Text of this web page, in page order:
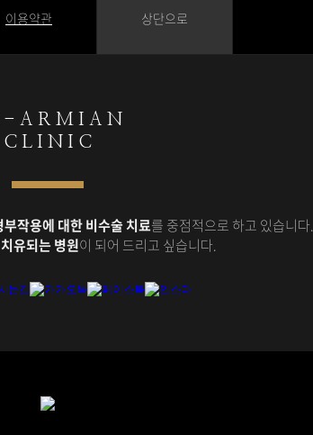
이용약관 상단으로
- A R M I A N
C L I N I C
부작용에 대한 비수술 치료를 중점적으로 하고 있습니다.
유되는 병원이 되어 드리고 싶습니다.